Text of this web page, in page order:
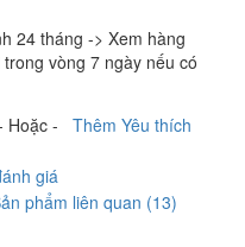
24 tháng -> Xem hàng
vòng 7 ngày nếu có
Hoặc -
Thêm Yêu thích
giá
phẩm liên quan (13)